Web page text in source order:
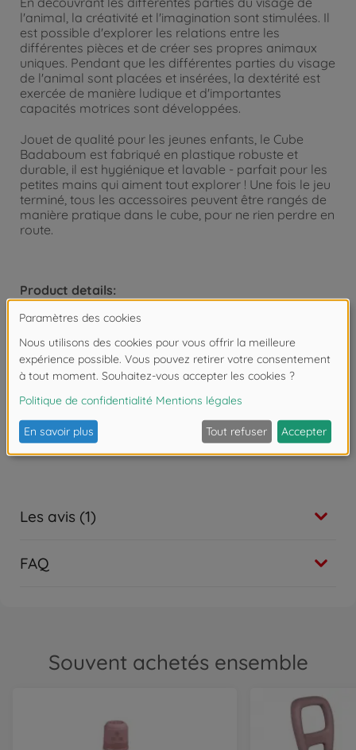
l'animal, la créativité et l'imagination sont stimulées. Il
est possible d'explorer les relations entre les
différentes pièces et de créer ses propres animaux
uniques. Pendant que les différentes parties du visage
de l'animal sont placées et insérées, la dextérité est
exercée de manière ludique et d'importantes
capacités motrices sont développées.
Jouet de qualité pour les jeunes enfants, le Cube
Badaboum est fabriqué en plastique robuste et
durable, il est hygiénique et lavable - parfait pour les
petites mains qui aiment tout explorer ! Une fois le jeu
terminé, tous les accessoires peuvent être rangés de
manière pratique dans le cube, pour ne rien perdre en
route.
Product details:
Dimensions : 15 x 16 x 18 cm
A partir de 18 mois.
Les avis (1)
FAQ
Souvent achetés ensemble